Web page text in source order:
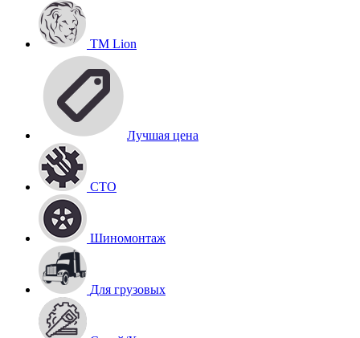
TM Lion
Лучшая цена
СТО
Шиномонтаж
Для грузовых